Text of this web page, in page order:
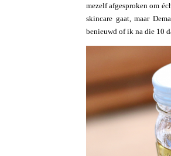
mezelf afgesproken om
skincare gaat, maar
benieuwd of ik na die 10